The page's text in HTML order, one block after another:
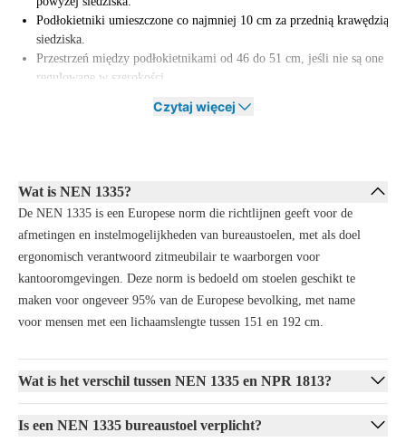
Podłokietniki umieszczone co najmniej 10 cm za przednią krawędzią
siedziska.
Przestrzeń między podłokietnikami od 46 do 51 cm, jeśli nie są one
regulowane w szerokości.
nie tylko wygodnie siedzieć, ale także zapewnisz sobie zdrowie na
Dlaczego warto wybrać ergonomiczne krzesło
biurowe z certyfikatem NEN-1335?
Wybierając krzesło biuroweNEN-1335 , zyskujesz nie tylko komfort,
ale także krzesło zaprojektowane w celu zapobiegania problemom
zdrowotnym. Dzięki szerokim możliwościom regulacji możesz idealnie
dopasować krzesło do swojego ciała, co skutkuje lepszą postawą
Norma NEN-1335 opiera się na szczegółowych badaniach średnich
Czytaj więcej
Wat is NEN 1335?
De NEN 1335 is een Europese norm die richtlijnen geeft voor de
afmetingen en instelmogelijkheden van bureaustoelen, met als doel
ergonomisch verantwoord zitmeubilair te waarborgen voor
kantooromgevingen. Deze norm is bedoeld om stoelen geschikt te
maken voor ongeveer 95% van de Europese bevolking, met name
voor mensen met een lichaamslengte tussen 151 en 192 cm.
Wat is het verschil tussen NEN 1335 en NPR 1813?
Is een NEN 1335 bureaustoel verplicht?